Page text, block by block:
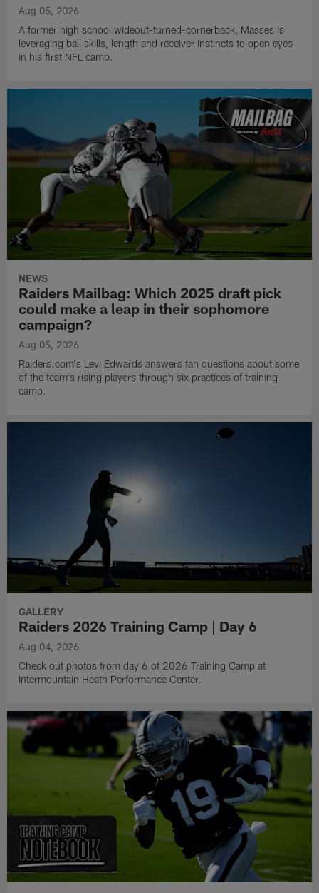
Aug 05, 2026
A former high school wideout-turned-cornerback, Masses is
leveraging ball skills, length and receiver instincts to open eyes
in his first NFL camp.
NEWS
Raiders Mailbag: Which 2025 draft pick
could make a leap in their sophomore
campaign?
Aug 05, 2026
Raiders.com's Levi Edwards answers fan questions about some
of the team's rising players through six practices of training
camp.
GALLERY
Raiders 2026 Training Camp | Day 6
Aug 04, 2026
Check out photos from day 6 of 2026 Training Camp at
Intermountain Heath Performance Center.